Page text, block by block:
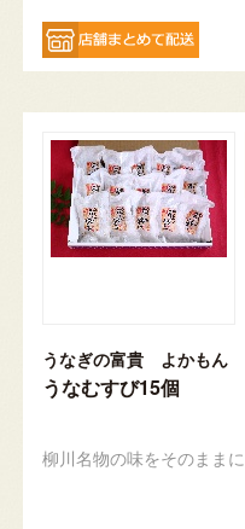
うなぎの富貴 よかもん
うなむすび15個
柳川名物の味をそのままに